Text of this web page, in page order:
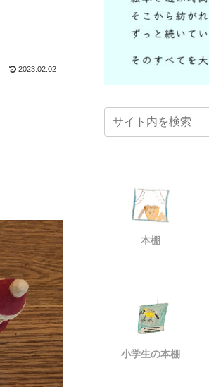
2023.02.02
本棚
小学生の本棚